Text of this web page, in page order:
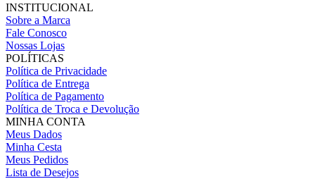
INSTITUCIONAL
Sobre a Marca
Fale Conosco
Nossas Lojas
POLÍTICAS
Política de Privacidade
Política de Entrega
Política de Pagamento
Política de Troca e Devolução
MINHA CONTA
Meus Dados
Minha Cesta
Meus Pedidos
Lista de Desejos